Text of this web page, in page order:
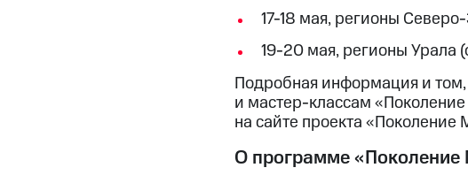
17-18 мая, регионы
19-20 мая, регионы Урала
Подробная информация и
и мастер-классам
на сайте проекта «Поколение
О программе